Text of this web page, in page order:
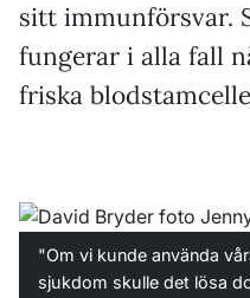
sitt immunförsvar.
fungerar i alla fall
friska
"Om vi kunde använda
sjukdom skulle det lösa